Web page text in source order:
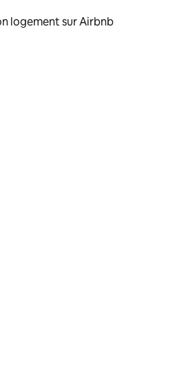
logement sur Airbnb